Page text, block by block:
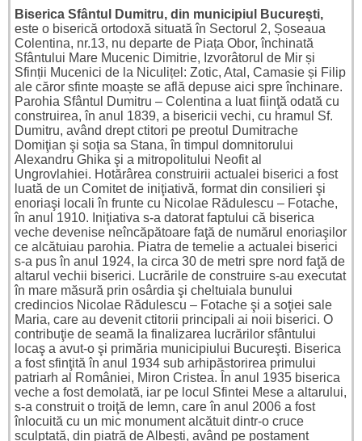
Biserica Sfântul Dumitru, din municipiul București,
este o biserică ortodoxă situată în Sectorul 2, Șoseaua
Colentina, nr.13, nu departe de Piața Obor, închinată
Sfântului Mare Mucenic Dimitrie, Izvorâtorul de Mir și
Sfinții Mucenici de la Niculițel: Zotic, Atal, Camasie și Filip
ale căror sfinte moaște se află depuse aici spre închinare.
Parohia Sfântul Dumitru – Colentina a luat fiinţă odată cu
construirea, în anul 1839, a bisericii vechi, cu hramul Sf.
Dumitru, având drept ctitori pe preotul Dumitrache
Domiţian şi soţia sa Stana, în timpul domnitorului
Alexandru Ghika şi a mitropolitului Neofit al
Ungrovlahiei. Hotărârea construirii actualei biserici a fost
luată de un Comitet de iniţiativă, format din consilieri şi
enoriaşi locali în frunte cu Nicolae Rădulescu – Fotache,
în anul 1910. Iniţiativa s-a datorat faptului că biserica
veche devenise neîncăpătoare faţă de numărul enoriaşilor
ce alcătuiau parohia. Piatra de temelie a actualei biserici
s-a pus în anul 1924, la circa 30 de metri spre nord faţă de
altarul vechii biserici. Lucrările de construire s-au executat
în mare măsură prin osârdia şi cheltuiala bunului
credincios Nicolae Rădulescu – Fotache şi a soţiei sale
Maria, care au devenit ctitorii principali ai noii biserici. O
contribuţie de seamă la finalizarea lucrărilor sfântului
locaş a avut-o şi primăria municipiului Bucureşti. Biserica
a fost sfinţită în anul 1934 sub arhipăstorirea primului
patriarh al României, Miron Cristea. În anul 1935 biserica
veche a fost demolată, iar pe locul Sfintei Mese a altarului,
s-a construit o troiţă de lemn, care în anul 2006 a fost
înlocuită cu un mic monument alcătuit dintr-o cruce
sculptată, din piatră de Albeşti, având pe postament